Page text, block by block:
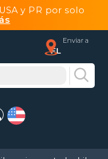
y PR por solo
Enviar a
FL